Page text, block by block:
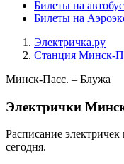
Билеты на автобус
Билеты на
Электричка.ру
Станция Минск-
Минск-Пасс. – Блужа
Электрички
Расписание
сегодня.